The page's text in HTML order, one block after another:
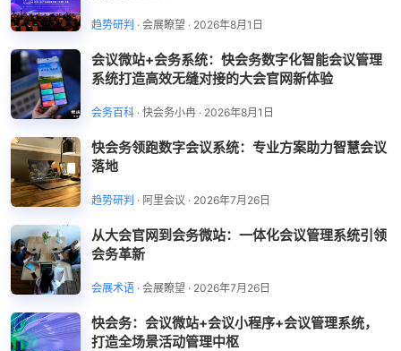
趋势研判 · 会展瞭望 · 2026年8月1日
会议微站+会务系统：快会务数字化智能会议管理
系统打造高效无缝对接的大会官网新体验
会务百科 · 快会务小冉 · 2026年8月1日
快会务领跑数字会议系统：专业方案助力智慧会议
落地
趋势研判 · 阿里会议 · 2026年7月26日
从大会官网到会务微站：一体化会议管理系统引领
会务革新
会展术语 · 会展瞭望 · 2026年7月26日
快会务：会议微站+会议小程序+会议管理系统，
打造全场景活动管理中枢